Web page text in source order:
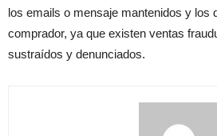
los emails o mensaje mantenidos y los
comprador, ya que existen ventas
sustraídos y denunciados.